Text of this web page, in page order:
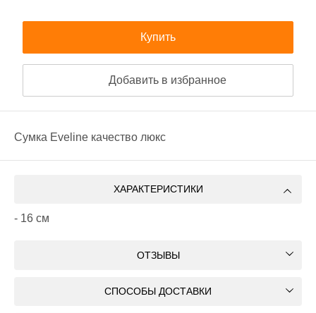
Купить
Добавить в избранное
Сумка Eveline качество люкс
ХАРАКТЕРИСТИКИ
- 16 см
ОТЗЫВЫ
СПОСОБЫ ДОСТАВКИ